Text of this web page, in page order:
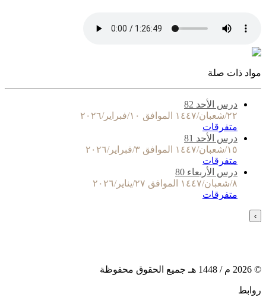
مواد ذات صلة
درس الأحد 82
٢٢/شعبان/١٤٤٧ الموافق ١٠/فبراير/٢٠٢٦
متفرقات
درس الأحد 81
١٥/شعبان/١٤٤٧ الموافق ٣/فبراير/٢٠٢٦
متفرقات
درس الأربعاء 80
٨/شعبان/١٤٤٧ الموافق ٢٧/يناير/٢٠٢٦
متفرقات
›
©
2026 م / 1448 هـ جميع الحقوق محفوظة
روابط